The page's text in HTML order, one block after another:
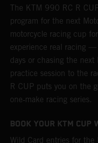
The KTM 990 RC R
program for the next
motorcycle racing cup
experience real racing
days or chasing the
practice session to the
R CUP puts you on the
one‑make racing series.
BOOK YOUR KTM CUP
Wild Card entries for